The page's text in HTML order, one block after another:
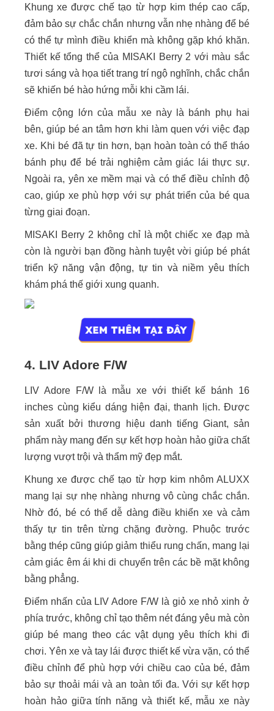
Khung xe được chế tạo từ hợp kim thép cao cấp,
đảm bảo sự chắc chắn nhưng vẫn nhẹ nhàng để bé
có thể tự mình điều khiển mà không gặp khó khăn.
Thiết kế tổng thể của MISAKI Berry 2 với màu sắc
tươi sáng và họa tiết trang trí ngộ nghĩnh, chắc chắn
sẽ khiến bé hào hứng mỗi khi cầm lái.
Điểm cộng lớn của mẫu xe này là bánh phụ hai
bên, giúp bé an tâm hơn khi làm quen với việc đạp
xe. Khi bé đã tự tin hơn, bạn hoàn toàn có thể tháo
bánh phụ để bé trải nghiệm cảm giác lái thực sự.
Ngoài ra, yên xe mềm mại và có thể điều chỉnh độ
cao, giúp xe phù hợp với sự phát triển của bé qua
từng giai đoạn.
MISAKI Berry 2 không chỉ là một chiếc xe đạp mà
còn là người bạn đồng hành tuyệt vời giúp bé phát
triển kỹ năng vận động, tự tin và niềm yêu thích
khám phá thế giới xung quanh.
4. LIV Adore F/W
LIV Adore F/W là mẫu xe với thiết kế bánh 16
inches cùng kiểu dáng hiện đại, thanh lịch. Được
sản xuất bởi thương hiệu danh tiếng Giant, sản
phẩm này mang đến sự kết hợp hoàn hảo giữa chất
lượng vượt trội và thẩm mỹ đẹp mắt.
Khung xe được chế tạo từ hợp kim nhôm ALUXX
mang lại sự nhẹ nhàng nhưng vô cùng chắc chắn.
Nhờ đó, bé có thể dễ dàng điều khiển xe và cảm
thấy tự tin trên từng chặng đường. Phuộc trước
bằng thép cũng giúp giảm thiểu rung chấn, mang lại
cảm giác êm ái khi di chuyển trên các bề mặt không
bằng phẳng.
Điểm nhấn của LIV Adore F/W là giỏ xe nhỏ xinh ở
phía trước, không chỉ tạo thêm nét đáng yêu mà còn
giúp bé mang theo các vật dụng yêu thích khi đi
chơi. Yên xe và tay lái được thiết kế vừa vặn, có thể
điều chỉnh để phù hợp với chiều cao của bé, đảm
bảo sự thoải mái và an toàn tối đa. Với sự kết hợp
hoàn hảo giữa tính năng và thiết kế, mẫu xe này